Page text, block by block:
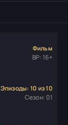
Фильм
ВР: 16+
Эпизоды: 10 из 10
Сезон: 01